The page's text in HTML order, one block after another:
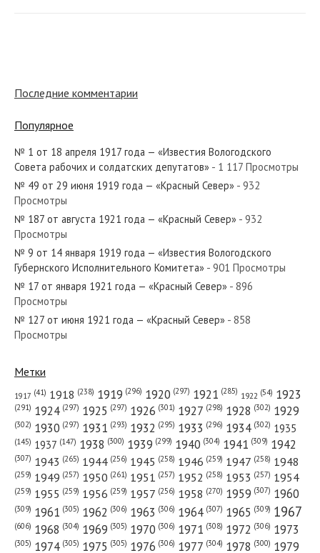
№ 154 от июля 1986 года — «Красный Север»
№ 192 от августа 1934 года — «Красный Север»
№ 207 от сентября 1939 года — «Красный Север»
№ 82 от апреля 1929 года — «Красный Север»
№ 244 от декабря 1946 года — «Красный Север»
Последние комментарии
Популярное
№ 1 от 18 апреля 1917 года — «Известия Вологодского
Совета рабочих и солдатских депутатов» - 1 117 Просмотры
№ 49 от 29 июня 1919 года — «Красный Север» - 932
Просмотры
№ 187 от августа 1921 года — «Красный Север» - 932
Просмотры
№ 9 от 14 января 1919 года — «Известия Вологодского
Губернского Исполнительного Комитета» - 901 Просмотры
№ 17 от января 1921 года — «Красный Север» - 896
Просмотры
№ 127 от июня 1921 года — «Красный Север» - 858
Просмотры
Метки
1917 (41) 1918 (238) 1919 (296) 1920 (297) 1921 (285) 1922 (54) 1923
(291) 1924 (297) 1925 (297) 1926 (301) 1927 (298) 1928 (302) 1929
(302) 1930 (297) 1931 (293) 1932 (295) 1933 (296) 1934 (302) 1935
(145) 1937 (147) 1938 (300) 1939 (299) 1940 (304) 1941 (309) 1942
(307) 1943 (265) 1944 (256) 1945 (258) 1946 (259) 1947 (258) 1948
(259) 1949 (257) 1950 (261) 1951 (257) 1952 (258) 1953 (257) 1954
(259) 1955 (259) 1956 (259) 1957 (256) 1958 (270) 1959 (307) 1960
(309) 1961 (305) 1962 (306) 1963 (306) 1964 (307) 1965 (309) 1967
(606) 1968 (304) 1969 (305) 1970 (306) 1971 (308) 1972 (306) 1973
(305) 1974 (305) 1975 (305) 1976 (306) 1977 (304) 1978 (300) 1979